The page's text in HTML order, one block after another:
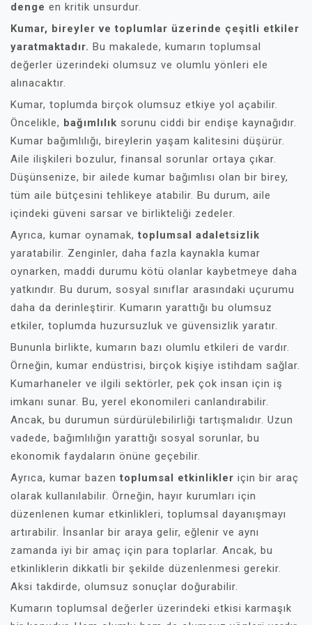
denge en kritik unsurdur.
Kumar, bireyler ve toplumlar üzerinde çeşitli etkiler
yaratmaktadır. Bu makalede, kumarın toplumsal
değerler üzerindeki olumsuz ve olumlu yönleri ele
alınacaktır.
Kumar, toplumda birçok olumsuz etkiye yol açabilir.
Öncelikle, bağımlılık sorunu ciddi bir endişe kaynağıdır.
Kumar bağımlılığı, bireylerin yaşam kalitesini düşürür.
Aile ilişkileri bozulur, finansal sorunlar ortaya çıkar.
Düşünsenize, bir ailede kumar bağımlısı olan bir birey,
tüm aile bütçesini tehlikeye atabilir. Bu durum, aile
içindeki güveni sarsar ve birlikteliği zedeler.
Ayrıca, kumar oynamak,toplumsal adaletsizlik
yaratabilir. Zenginler, daha fazla kaynakla kumar
oynarken, maddi durumu kötü olanlar kaybetmeye daha
yatkındır. Bu durum, sosyal sınıflar arasındaki uçurumu
daha da derinleştirir. Kumarın yarattığı bu olumsuz
etkiler, toplumda huzursuzluk ve güvensizlik yaratır.
Bununla birlikte, kumarın bazı olumlu etkileri de vardır.
Örneğin, kumar endüstrisi, birçok kişiye istihdam sağlar.
Kumarhaneler ve ilgili sektörler, pek çok insan için iş
imkanı sunar. Bu, yerel ekonomileri canlandırabilir.
Ancak, bu durumun sürdürülebilirliği tartışmalıdır. Uzun
vadede, bağımlılığın yarattığı sosyal sorunlar, bu
ekonomik faydaların önüne geçebilir.
Ayrıca, kumar bazentoplumsal etkinlikler için bir araç
olarak kullanılabilir. Örneğin, hayır kurumları için
düzenlenen kumar etkinlikleri, toplumsal dayanışmayı
artırabilir. İnsanlar bir araya gelir, eğlenir ve aynı
zamanda iyi bir amaç için para toplarlar. Ancak, bu
etkinliklerin dikkatli bir şekilde düzenlenmesi gerekir.
Aksi takdirde, olumsuz sonuçlar doğurabilir.
Kumarın toplumsal değerler üzerindeki etkisi karmaşık